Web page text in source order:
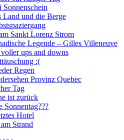
Sonnenschein
Land und die Berge
Sankt Lorenz Strom
Legende – Gilles Villeneuve
ups and downs
:(
Regen
Provinz Quebec
Tag
ist zurück
Sonnentag???
Hotel
Strand